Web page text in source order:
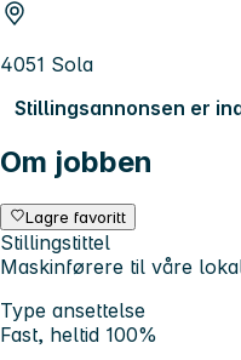
4051 Sola
Stillingsannonsen er
Om jobben
Lagre favoritt
Stillingstittel
Maskinførere til våre
Type ansettelse
Fast, heltid 100%